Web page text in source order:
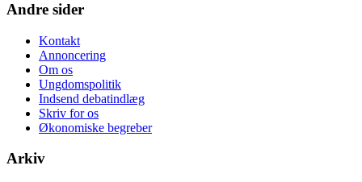
Andre sider
Kontakt
Annoncering
Om os
Ungdomspolitik
Indsend debatindlæg
Skriv for os
Økonomiske begreber
Arkiv